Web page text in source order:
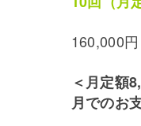
160,000
＜月定額
月でのお